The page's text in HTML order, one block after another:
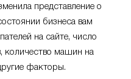
представление о
бизнеса вам
на сайте, число
количество машин на
факторы.